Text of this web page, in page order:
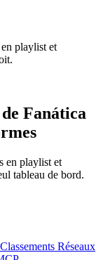
en playlist et
Fanática
en playlist et
tableau de bord.
Classements Réseaux